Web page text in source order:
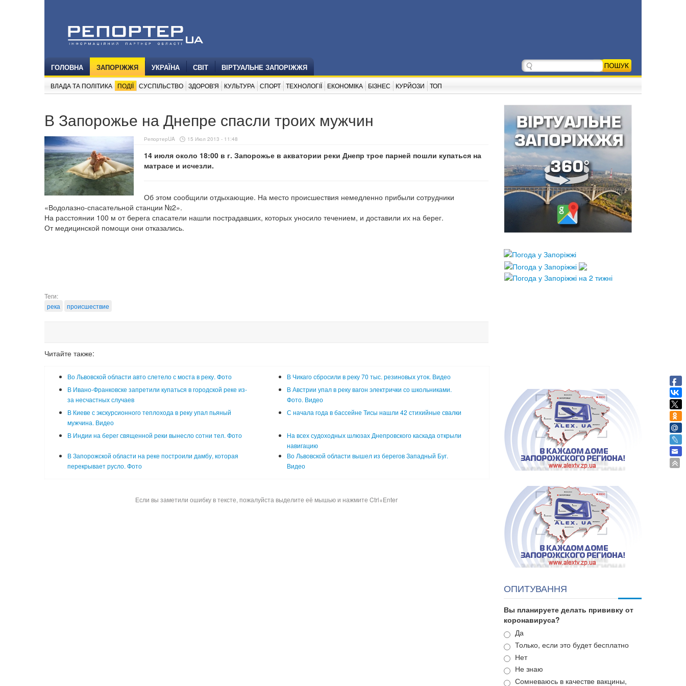
ГОЛОВНА ЗАПОРІЖЖЯ УКРАЇНА СВІТ ВІРТУАЛЬНЕ ЗАПОРІЖЖЯ
ВЛАДА ТА ПОЛІТИКА ПОДІЇ СУСПІЛЬСТВО ЗДОРОВ'Я КУЛЬТУРА СПОРТ ТЕХНОЛОГІЇ ЕКОНОМІКА БІЗНЕС КУРЙОЗИ ТОП
В Запорожье на Днепре спасли троих мужчин
РепортерUA 15 Июл 2013 - 11:48
14 июля около 18:00 в г. Запорожье в акватории реки Днепр трое парней пошли купаться на
матрасе и исчезли.
Об этом сообщили отдыхающие. На место происшествия немедленно прибыли сотрудники
«Водолазно-спасательной станции №2».
На расстоянии 100 м от берега спасатели нашли пострадавших, которых уносило течением, и доставили их на берег.
От медицинской помощи они отказались.
Теги:
река
происшествие
Читайте также:
Во Львовской области авто слетело с моста в реку. Фото
В Чикаго сбросили в реку 70 тыс. резиновых уток. Видео
В Ивано-Франковске запретили купаться в городской реке из-
за несчастных случаев
В Австрии упал в реку вагон электрички со школьниками.
Фото. Видео
В Киеве с экскурсионного теплохода в реку упал пьяный
мужчина. Видео
С начала года в бассейне Тисы нашли 42 стихийные свалки
В Индии на берег священной реки вынесло сотни тел. Фото
На всех судоходных шлюзах Днепровского каскада открыли
навигацию
В Запорожской области на реке построили дамбу, которая
перекрывает русло. Фото
Во Львовской области вышел из берегов Западный Буг.
Видео
Если вы заметили ошибку в тексте, пожалуйста выделите её мышью и нажмите Ctrl+Enter
ОПИТУВАННЯ
Вы планируете делать прививку от
коронавируса?
Варианты
Да
Только, если это будет бесплатно
Нет
Не знаю
Сомневаюсь в качестве вакцины,